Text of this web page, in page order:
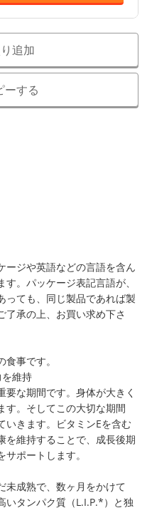
追加
ーする
ージや英語などの言語を含ん
。パッケージ表記言語が、
っても、同じ製品であれば製
了承の上、お買い求め下さ
事です。
維持
な期間です。身体が大きく
す。そしてこの大切な期間
いきます。ビタミンEを含む
を維持することで、成長後期
ポートします。
未成熟で、数ヶ月をかけて
いタンパク質（L.I.P.*）と独